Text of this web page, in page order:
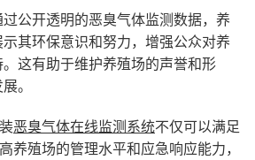
公开透明的恶臭气体监测数据，养
其环保意识和努力，增强公众对养
这有助于维护养殖场的声誉和形
。
恶臭气体在线监测系统不仅可以满足
养殖场的管理水平和应急响应能力，